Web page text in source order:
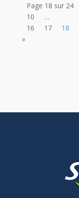
Page 18 sur 24
10
…
16
17 18
»